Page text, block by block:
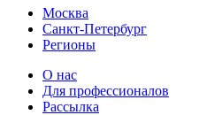
Москва
Санкт-Петербург
Регионы
О нас
Для профессионалов
Рассылка